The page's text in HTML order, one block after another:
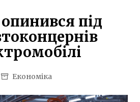
під
Економіка